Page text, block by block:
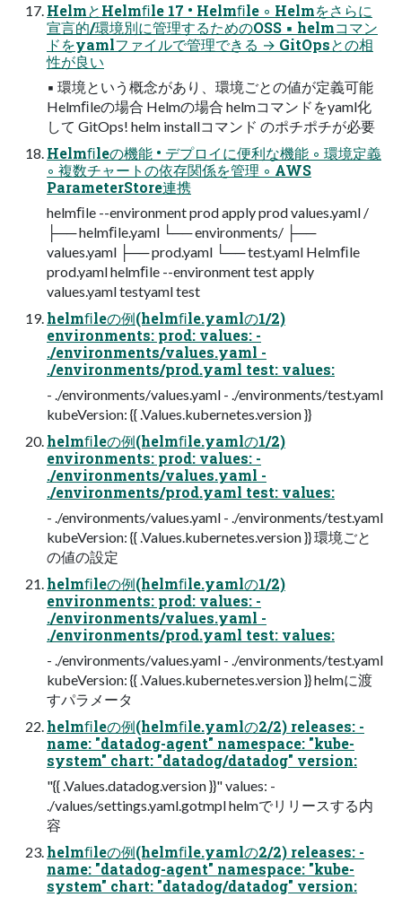
HelmとHelmﬁle 17 • Helmﬁle ◦ Helmをさらに
宣言的/環境別に管理するためのOSS ▪ helmコマン
ドをyamlファイルで管理できる → GitOpsとの相
性が良い
▪ 環境という概念があり、環境ごとの値が定義可能
Helmﬁleの場合 Helmの場合 helmコマンドをyaml化
して GitOps! helm installコマンド のポチポチが必要
Helmﬁleの機能 • デプロイに便利な機能 ◦ 環境定義
◦ 複数チャートの依存関係を管理 ◦ AWS
ParameterStore連携
helmﬁle --environment prod apply prod values.yaml /
├── helmﬁle.yaml └── environments/ ├──
values.yaml ├── prod.yaml └── test.yaml Helmﬁle
prod.yaml helmﬁle --environment test apply
values.yaml testyaml test
helmﬁleの例(helmﬁle.yamlの1/2)
environments: prod: values: -
./environments/values.yaml -
./environments/prod.yaml test: values:
- ./environments/values.yaml - ./environments/test.yaml
kubeVersion: {{ .Values.kubernetes.version }}
helmﬁleの例(helmﬁle.yamlの1/2)
environments: prod: values: -
./environments/values.yaml -
./environments/prod.yaml test: values:
- ./environments/values.yaml - ./environments/test.yaml
kubeVersion: {{ .Values.kubernetes.version }} 環境ごと
の値の設定
helmﬁleの例(helmﬁle.yamlの1/2)
environments: prod: values: -
./environments/values.yaml -
./environments/prod.yaml test: values:
- ./environments/values.yaml - ./environments/test.yaml
kubeVersion: {{ .Values.kubernetes.version }} helmに渡
すパラメータ
helmﬁleの例(helmﬁle.yamlの2/2) releases: -
name: "datadog-agent" namespace: "kube-
system" chart: "datadog/datadog" version:
"{{ .Values.datadog.version }}" values: -
./values/settings.yaml.gotmpl helmでリリースする内
容
helmﬁleの例(helmﬁle.yamlの2/2) releases: -
name: "datadog-agent" namespace: "kube-
system" chart: "datadog/datadog" version: